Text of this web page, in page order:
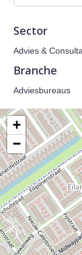
Sector
Advies &
Branche
Adviesbureaus
+
−